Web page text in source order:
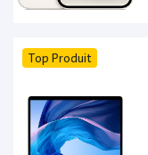
Top Produit